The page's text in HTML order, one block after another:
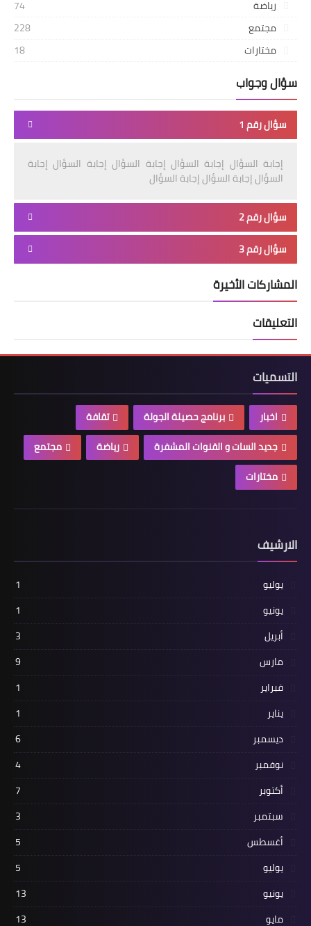
رياضة
74
مجتمع
228
مختارات
18
سؤال وجواب
سؤال رقم 1
إجابة السؤال إجابة السؤال إجابة السؤال إجابة السؤال إجابة
السؤال إجابة السؤال إجابة السؤال
سؤال رقم 2
سؤال رقم 3
المشاركات الأخيرة
التعليقات
التسميات
اخبار برنامج حصيلة الجولة
تقافة
جديد السات و القنوات المشفرة
رياضة
مجتمع
مختارات
الارشيف
يوليو
1
يونيو
1
أبريل
3
مارس
9
فبراير
1
يناير
1
ديسمبر
6
نوفمبر
4
أكتوبر
7
سبتمبر
3
أغسطس
5
يوليو
5
يونيو
13
مايو
13